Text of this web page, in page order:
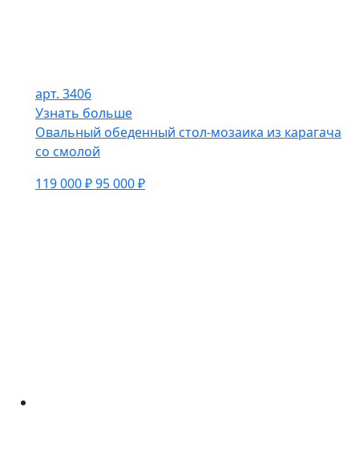
арт. 3406
Узнать больше
Овальный обеденный стол-мозаика из карагача
со смолой
119 000 ₽95 000 ₽